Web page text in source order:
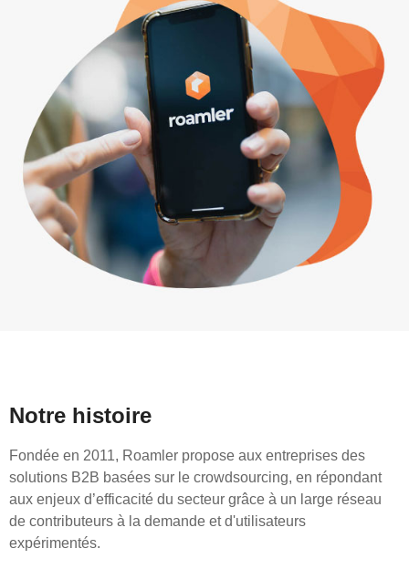
Notre histoire
Fondée en 2011, Roamler propose aux entreprises des
solutions B2B basées sur le crowdsourcing, en répondant
aux enjeux d’efficacité du secteur grâce à un large réseau
de contributeurs à la demande et d'utilisateurs
expérimentés.